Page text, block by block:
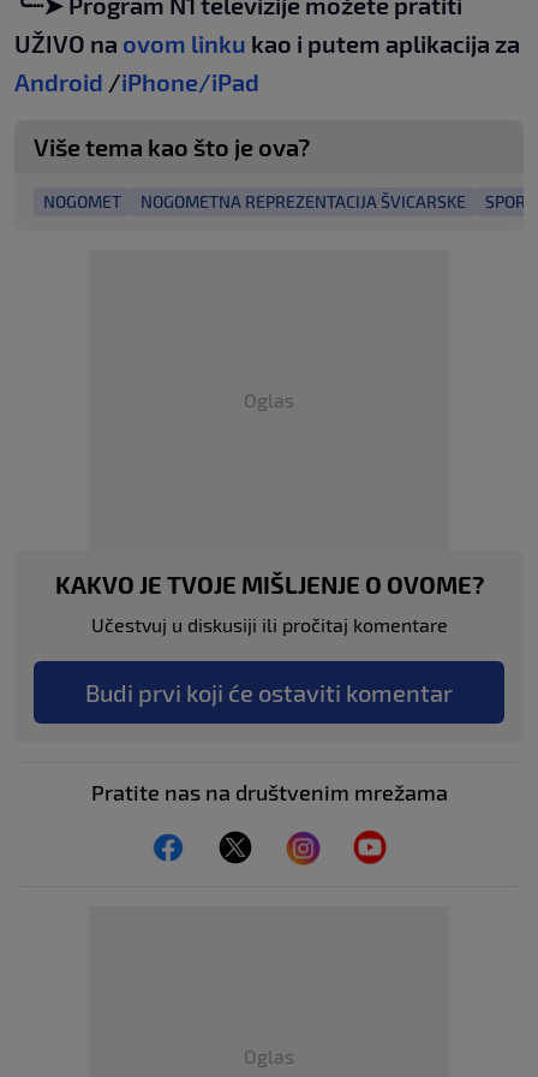
UŽIVO na ovom linku kao i putem aplikacija za
Android /iPhone/iPad
Više tema kao što je ova?
NOGOMET NOGOMETNA REPREZENTACIJA ŠVICARSKE SPORT
Oglas
KAKVO JE TVOJE MIŠLJENJE O OVOME?
Učestvuj u diskusiji ili pročitaj komentare
Budi prvi koji će ostaviti komentar
Pratite nas na društvenim mrežama
Oglas